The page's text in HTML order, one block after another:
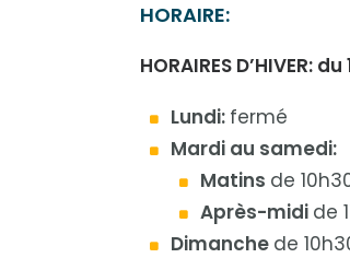
HORAIRE:
HORAIRES D’HIVER:
Lundi: fermé
Mardi au samedi:
Matins de
Après-midi de
Dimanche de